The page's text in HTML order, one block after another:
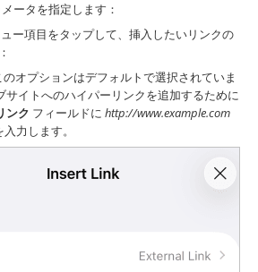
ータを指定します：
ー項目をタップして、挿入したいリンクの
のオプションはデフォルトで選択されていま
サイトへのハイパーリンクを追加するために
ンク フィールドに http://www.example.com
力します。